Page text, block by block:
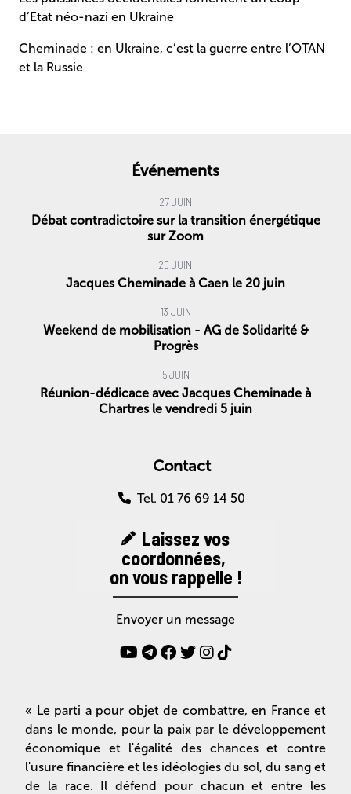
d’Etat néo-nazi en Ukraine
Cheminade : en Ukraine, c’est la guerre entre l’OTAN
et la Russie
Événements
27 JUIN
Débat contradictoire sur la transition énergétique
sur Zoom
20 JUIN
Jacques Cheminade à Caen le 20 juin
13 JUIN
Weekend de mobilisation - AG de Solidarité &
Progrès
5 JUIN
Réunion-dédicace avec Jacques Cheminade à
Chartres le vendredi 5 juin
Contact
Tel. 01 76 69 14 50
Laissez vos
coordonnées,
on vous rappelle !
Envoyer un message
« Le parti a pour objet de combattre, en France et
dans le monde, pour la paix par le développement
économique et l'égalité des chances et contre
l'usure financière et les idéologies du sol, du sang et
de la race. Il défend pour chacun et entre les